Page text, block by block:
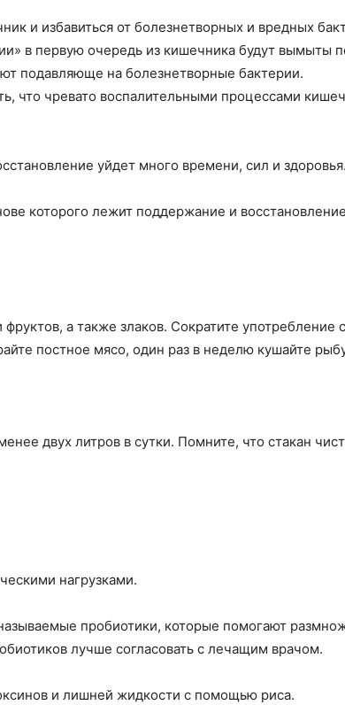
и избавиться от болезнетворных и вредных
в первую очередь из кишечника будут вымыты
подавляюще на болезнетворные бактерии.
что чревато воспалительными процессами
уйдет много времени, сил и здоровья.
которого лежит поддержание и
а также злаков. Сократите употребление
постное мясо, один раз в неделю кушайте
двух литров в сутки. Помните, что стакан
нагрузками.
пробиотики, которые помогают
лучше согласовать с лечащим врачом.
и лишней жидкости с помощью риса.